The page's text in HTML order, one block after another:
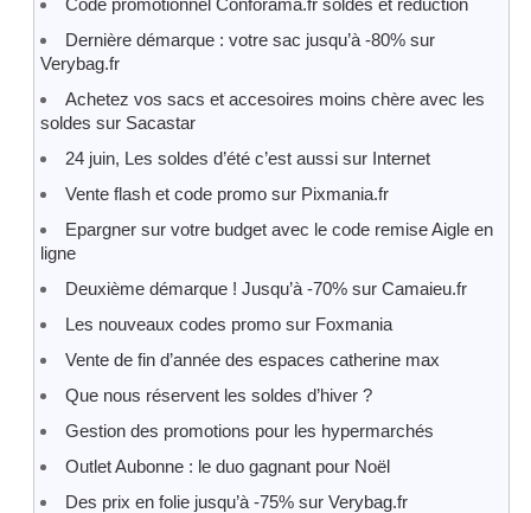
Code promotionnel Conforama.fr soldes et reduction
Dernière démarque : votre sac jusqu’à -80% sur
Verybag.fr
Achetez vos sacs et accesoires moins chère avec les
soldes sur Sacastar
24 juin, Les soldes d’été c’est aussi sur Internet
Vente flash et code promo sur Pixmania.fr
Epargner sur votre budget avec le code remise Aigle en
ligne
Deuxième démarque ! Jusqu’à -70% sur Camaieu.fr
Les nouveaux codes promo sur Foxmania
Vente de fin d’année des espaces catherine max
Que nous réservent les soldes d’hiver ?
Gestion des promotions pour les hypermarchés
Outlet Aubonne : le duo gagnant pour Noël
Des prix en folie jusqu’à -75% sur Verybag.fr